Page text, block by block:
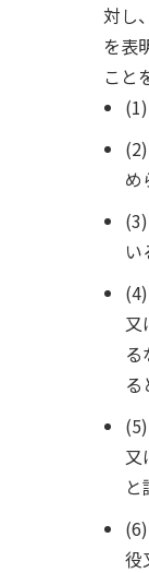
対し
を表
こと
め
い
又
る
る
又
役